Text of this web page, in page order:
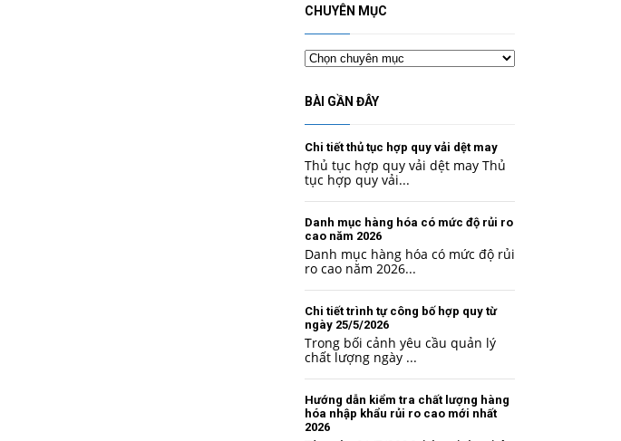
CHUYÊN MỤC
Chuyên
mục
BÀI GẦN ĐÂY
Chi tiết thủ tục hợp quy vải dệt may
Thủ tục hợp quy vải dệt may Thủ
tục hợp quy vải...
Danh mục hàng hóa có mức độ rủi ro
cao năm 2026
Danh mục hàng hóa có mức độ rủi
ro cao năm 2026...
Chi tiết trình tự công bố hợp quy từ
ngày 25/5/2026
Trong bối cảnh yêu cầu quản lý
chất lượng ngày ...
Hướng dẫn kiểm tra chất lượng hàng
hóa nhập khẩu rủi ro cao mới nhất
2026